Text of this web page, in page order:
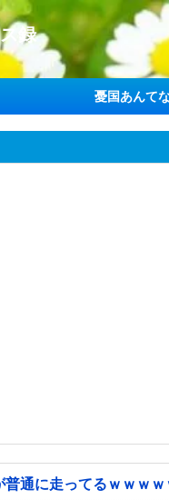
録
憂国あんて
普通に走ってるｗｗｗ